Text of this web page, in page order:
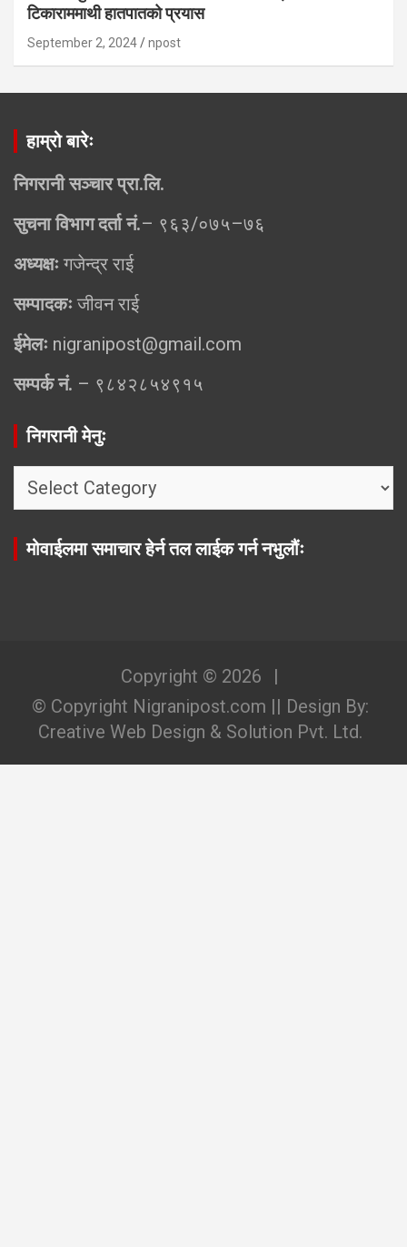
टिकाराममाथी हातपातको प्रयास
September 2, 2024 npost
हाम्रो बारेः
निगरानी सञ्चार प्रा.लि.
सुचना विभाग दर्ता नं.– ९६३/०७५–७६
अध्यक्षःगजेन्द्र राई
सम्पादकःजीवन राई
ईमेलः nigranipost@gmail.com
सम्पर्क नं. – ९८४२८५४९१५
निगरानी मेनुः
निगरानी
मोवाईलमा समाचार हेर्न तल लाईक गर्न नभुलौंः
Copyright © 2026
© Copyright Nigranipost.com || Design By:
Creative Web Design & Solution Pvt. Ltd.